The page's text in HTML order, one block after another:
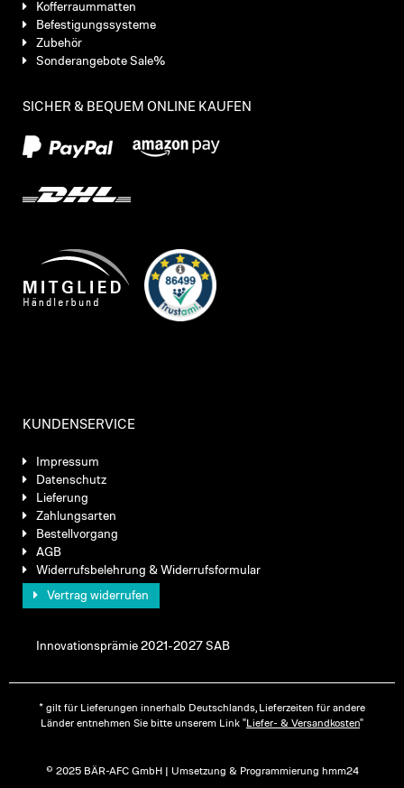
Kofferraummatten
Befestigungssysteme
Zubehör
Sonderangebote Sale%
SICHER & BEQUEM ONLINE KAUFEN
KUNDENSERVICE
Impressum
Datenschutz
Lieferung
Zahlungsarten
Bestellvorgang
AGB
Widerrufsbelehrung & Widerrufsformular
Vertrag widerrufen
Innovationsprämie 2021-2027 SAB
* gilt für Lieferungen innerhalb Deutschlands, Lieferzeiten für andere
Länder entnehmen Sie bitte unserem Link "Liefer- & Versandkosten"
© 2025 BÄR-AFC GmbH | Umsetzung & Programmierung hmm24